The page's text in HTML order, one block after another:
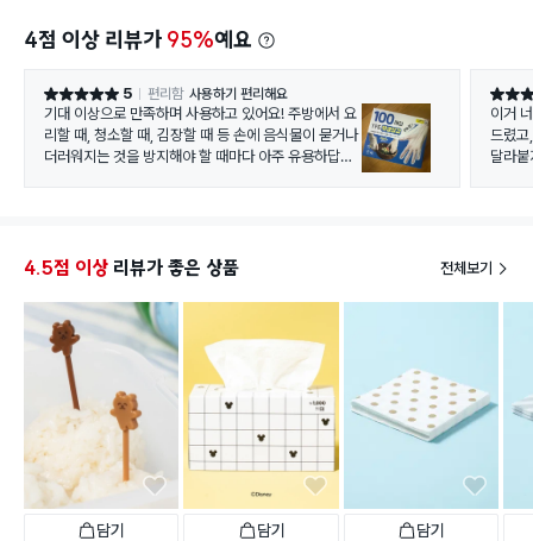
4점 이상 리뷰가 95%예요
별점 5점 5 편리함 사용하기 편리해요
기대 이상으로 만족하며 사용하고 있어요! 주방에서 요
리할 때, 청소할 때, 김장할 때 등 손에 음식물이 묻거나
더러워지는 것을 방지해야 할 때마다 아주 유용하답니
명한 색상이라 보기에도 깔끔해서 마음에 들고요. 위생
필수품이 되었어요! 가성비까지 훌륭하니 꼭 사용해보
시길 추천합니다.
별점 5
이거
드렸고
달라
4.5점 이상 리뷰가 좋은 상품 전체보기
담기 담기 담기